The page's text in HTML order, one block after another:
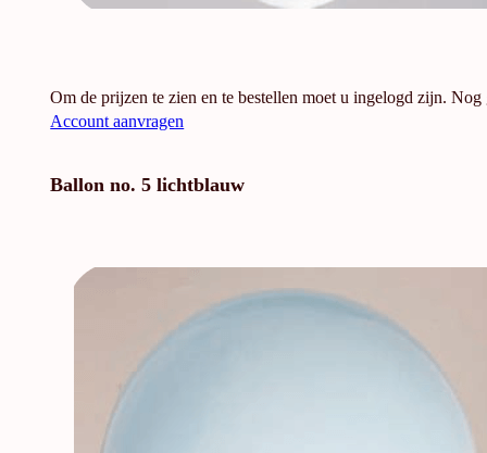
Om de prijzen te zien en te bestellen moet u ingelogd zijn. Nog
Account aanvragen
Ballon no. 5 lichtblauw